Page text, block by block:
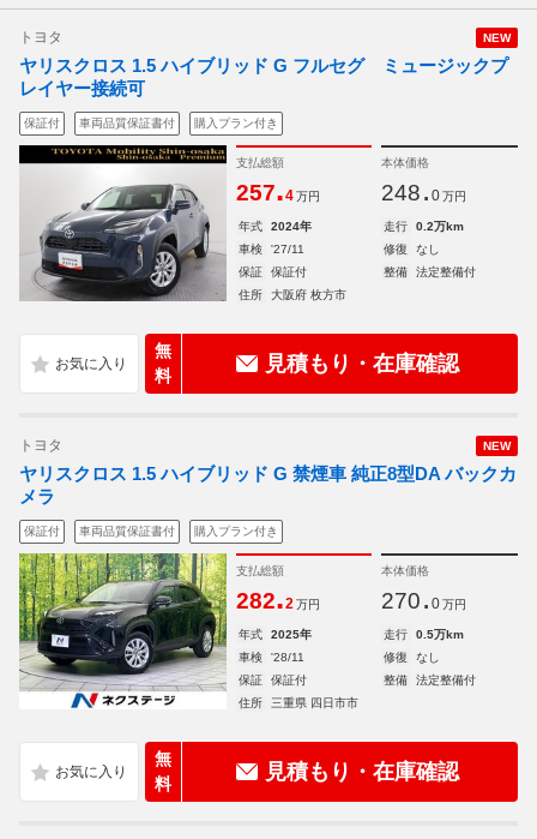
NEW
トヨタ
ヤリスクロス 1.5 ハイブリッド G フルセグ ミュージックプ
レイヤー接続可
保証付 車両品質保証書付 購入プラン付き
支払総額
257.4 万円
本体価格
248. 0 万円
年式 2024年 走行
0.2万km
車検
'27/11 修復
なし
保証
保証付 整備
法定整備付
住所
大阪府 枚方市
無
料
見積もり・在庫確認
NEW
トヨタ
ヤリスクロス 1.5 ハイブリッド G 禁煙車 純正8型DA バックカ
メラ
保証付 車両品質保証書付 購入プラン付き
支払総額
282.2 万円
本体価格
270. 0 万円
年式 2025年 走行
0.5万km
車検
'28/11 修復
なし
保証
保証付 整備
法定整備付
住所
三重県 四日市市
無
料
見積もり・在庫確認